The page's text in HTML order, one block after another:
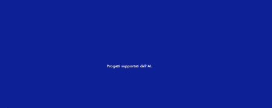
Progetti supportati dall’AI.